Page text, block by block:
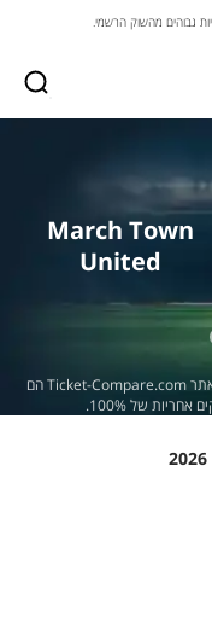
גבוהים מהשוק הרשמי.
March Town
United
כל הכרטיסים לEly City נגד March Town United באתר Ticket-Compare.com הם
של 100%.